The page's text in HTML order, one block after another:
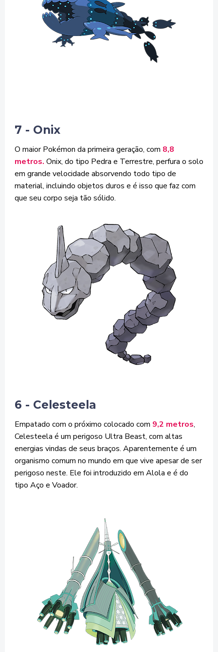
7 - Onix
O maior Pokémon da primeira geração, com 8,8
metros. Onix, do tipo Pedra e Terrestre, perfura o solo
em grande velocidade absorvendo todo tipo de
material, incluindo objetos duros e é isso que faz com
que seu corpo seja tão sólido.
6 - Celesteela
Empatado com o próximo colocado com 9,2 metros,
Celesteela é um perigoso Ultra Beast, com altas
energias vindas de seus braços. Aparentemente é um
organismo comum no mundo em que vive apesar de ser
perigoso neste. Ele foi introduzido em Alola e é do
tipo Aço e Voador.